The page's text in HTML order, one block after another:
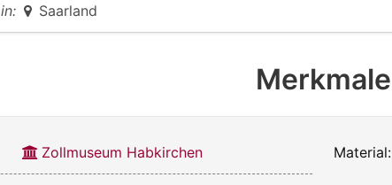
in:
Saarland
Merkmale
Zollmuseum Habkirchen Material: